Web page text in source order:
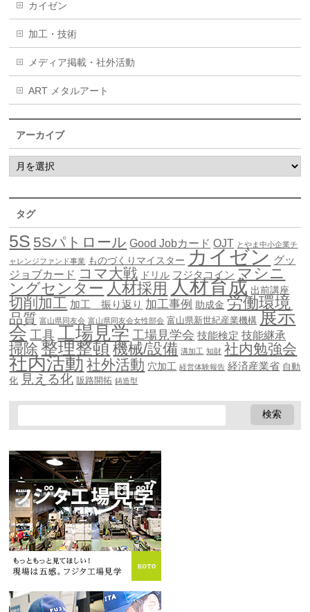
カイゼン
加工・技術
メディア掲載・社外活動
ART メタルアート
アーカイブ
タグ
5S 5Sパトロール Good Jobカード OJT とやま中小企業チ
ャレンジファンド事業 ものづくりマイスター カイゼン グッ
ジョブカード コマ大戦 ドリル フジタコイン マシニ
ングセンター 人材採用 人材育成 出前講座
切削加工 加工 振り返り 加工事例 助成金 労働環境
品質 富山県同友会 富山県同友会女性部会 富山県新世紀産業機構 展示
会 工具 工場見学 工場見学会 技能検定 技能継承
掃除 整理整頓機械/設備 溝加工 知財 社内勉強会
社内活動社外活動 穴加工 経営体験報告 経済産業省 自動
化 見える化 販路開拓 鋳造型